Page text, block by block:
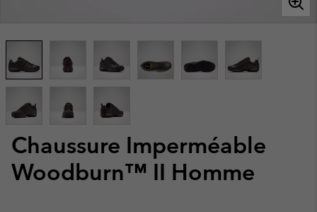
Chaussure Imperméable
Woodburn™ II Homme